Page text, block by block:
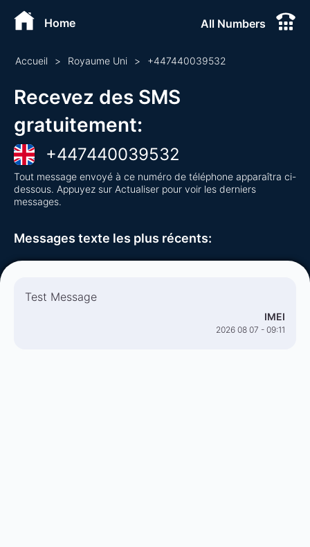
Home All Numbers
Accueil > Royaume Uni > +447440039532
Recevez des SMS
gratuitement:
+447440039532
Tout message envoyé à ce numéro de téléphone apparaîtra ci-
dessous. Appuyez sur Actualiser pour voir les derniers
messages.
Messages texte les plus récents:
Test Message
IMEI
2026 08 07 - 09:11